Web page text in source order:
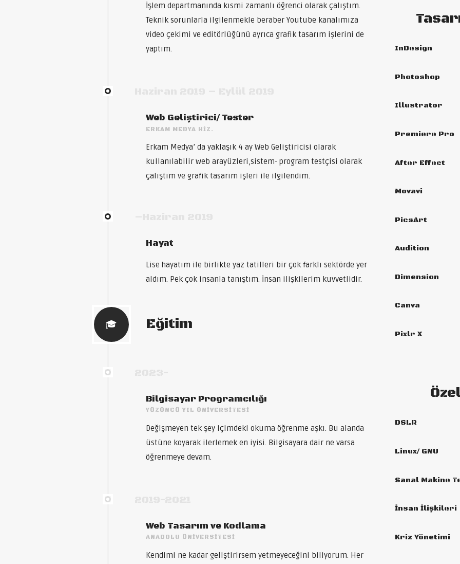
İşlem departmanında kısmi zamanlı öğrenci olarak çalıştım.
Teknik sorunlarla ilgilenmekle beraber Youtube kanalımıza
video çekimi ve editörlüğünü ayrıca grafik tasarım işlerini de
yaptım.
Web Geliştirici/ Tester
ERKAM MEDYA HIZ.
Erkam Medya’ da yaklaşık 4 ay Web Geliştiricisi olarak
kullanılabilir web arayüzleri,sistem- program testçisi olarak
çalıştım ve grafik tasarım işleri ile ilgilendim.
Hayat
Lise hayatım ile birlikte yaz tatilleri bir çok farklı sektörde yer
aldım. Pek çok insanla tanıştım. İnsan ilişkilerim kuvvetlidir.
Eğitim
Bilgisayar Programcılığı
YÜZÜNCÜ YIL ÜNIVERSITESI
Değişmeyen tek şey içimdeki okuma öğrenme aşkı. Bu alanda
üstüne koyarak ilerlemek en iyisi. Bilgisayara dair ne varsa
öğrenmeye devam.
Web Tasarım ve Kodlama
ANADOLU ÜNIVERSITESI
Kendimi ne kadar geliştirirsem yetmeyeceğini biliyorum. Her
InDesign
Photoshop
Illustrator
Premiere Pro
After Effect
Movavi
PicsArt
Audition
Dimension
Canva
Pixlr X
DSLR
Linux/ GNU
Sanal Makine
İnsan İlişkileri
Kriz Yönetimi